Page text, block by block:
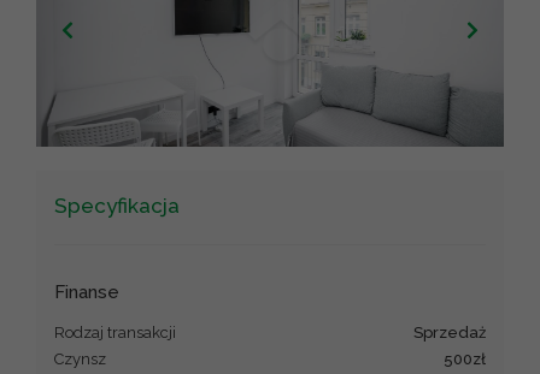
contributors ©
Specyfikacja
Finanse
Rodzaj transakcji
sprzedaż
Czynsz
500zł